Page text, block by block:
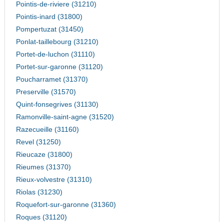
Pointis-de-riviere (31210)
Pointis-inard (31800)
Pompertuzat (31450)
Ponlat-taillebourg (31210)
Portet-de-luchon (31110)
Portet-sur-garonne (31120)
Poucharramet (31370)
Preserville (31570)
Quint-fonsegrives (31130)
Ramonville-saint-agne (31520)
Razecueille (31160)
Revel (31250)
Rieucaze (31800)
Rieumes (31370)
Rieux-volvestre (31310)
Riolas (31230)
Roquefort-sur-garonne (31360)
Roques (31120)